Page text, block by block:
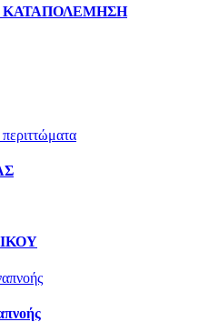
ΚΑΤΑΠΟΛΕΜΗΣΗ